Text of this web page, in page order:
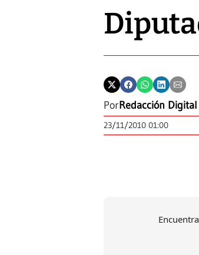
PorRedacción
23/11/2010 01:00